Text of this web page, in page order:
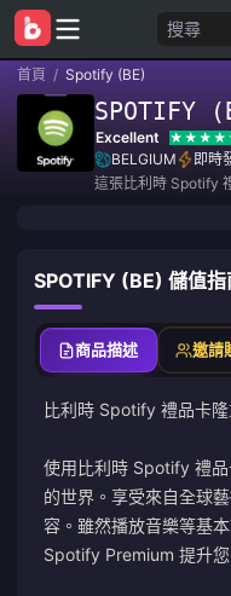
搜尋
首頁 / Spotify (BE)
SPOTIFY
Excellent
BELGIUM
即時
這張比利時 Spotify
SPOTIFY (BE) 儲值指
商品描述 邀請
比利時 Spotify 禮品卡
使用比利時 Spotify 禮
的世界。享受來自全球
容。雖然播放音樂等基
Spotify Premium 提升您